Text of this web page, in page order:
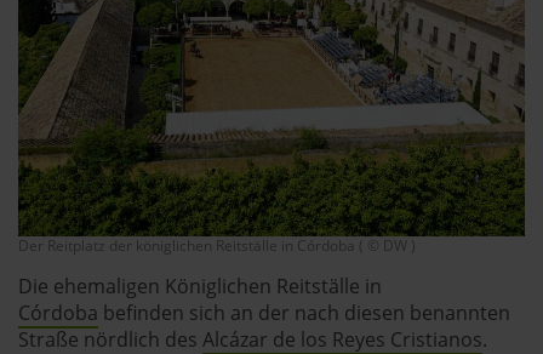
Der Reitplatz der königlichen Reitställe in Córdoba ( © DW )
Die ehemaligen Königlichen Reitställe in
Córdoba befinden sich an der nach diesen benannten
Straße nördlich des Alcázar de los Reyes Cristianos.